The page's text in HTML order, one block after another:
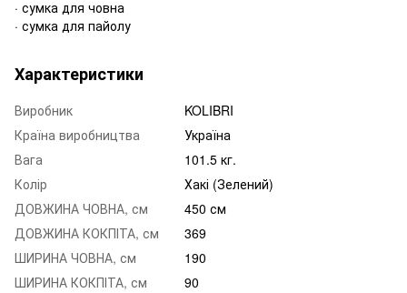
· сумка для човна
· сумка для пайолу
Характеристики
Виробник
KOLIBRI
Країна виробництва
Україна
Вага
101.5 кг.
Колір
Хакі (Зелений)
ДОВЖИНА ЧОВНА, см
450 см
ДОВЖИНА КОКПІТА, см
369
ШИРИНА ЧОВНА, см
190
ШИРИНА КОКПІТА, см
90